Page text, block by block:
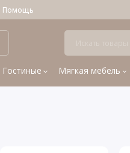
Помощь
Гостиные Мягкая мебель